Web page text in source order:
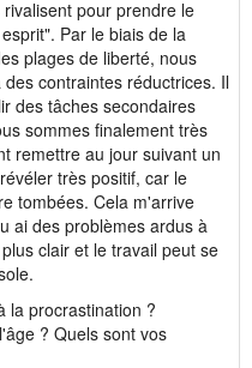
pour prendre le
Par le biais de la
plages de liberté, nous
contraintes réductrices. Il
des tâches secondaires
sommes finalement très
remettre au jour suivant un
très positif, car le
tombées. Cela m'arrive
ai des problèmes ardus à
clair et le travail peut se
la procrastination ?
? Quels sont vos